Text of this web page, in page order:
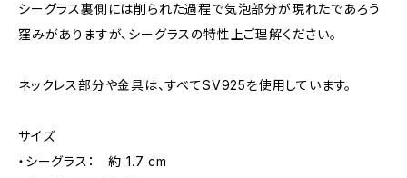
シーグラス裏側には削られた過程で気泡部分が現れたであろう
窪みがありますが、シーグラスの特性上ご理解ください。
ネックレス部分や金具は、すべてSV925を使用しています。
サイズ
・シーグラス： 約 1.7 cm